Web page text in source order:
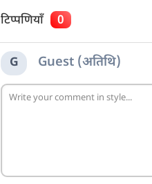
टिप्पणियाँ 0
G Guest (अतिथि)